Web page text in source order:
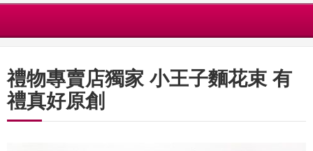
禮物專賣店獨家 小王子麵花束 有
禮真好原創